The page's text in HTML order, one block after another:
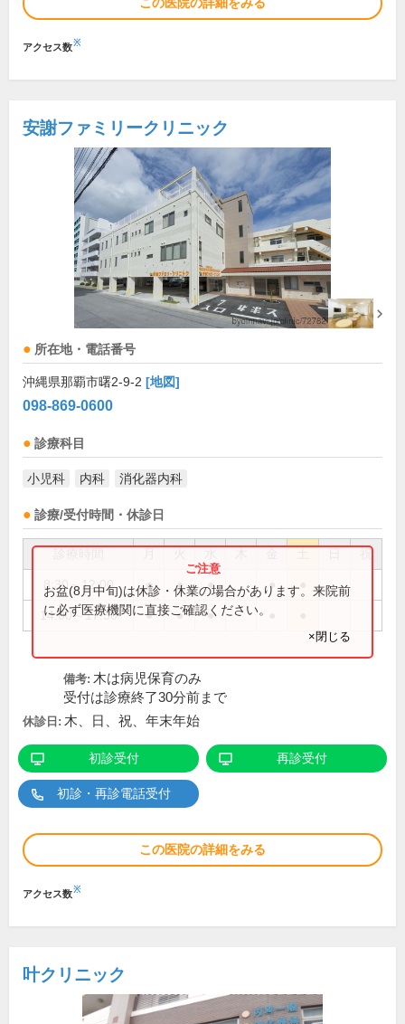
アクセス数※
安謝ファミリークリニック
所在地・電話番号
沖縄県那覇市曙2-9-2 [地図]
098-869-0600
診療科目
小児科 内科 消化器内科
診療/受付時間・休診日
祝
8:30～12:00 ● ● ● ●
14:00～17:30 ● ● ●
お盆(8月中旬)は休診・休業の場合があります。来院前
に必ず医療機関に直接ご確認ください。
×閉じる
備考: 木は病児保育のみ
受付は診療終了30分前まで
休診日: 木、日、祝、年末年始
初診受付 再診受付
初診・再診電話受付
この医院の詳細をみる
アクセス数※
叶クリニック